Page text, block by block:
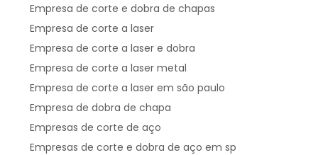
Empresa de corte e dobra de chapas
Empresa de corte a laser
Empresa de corte a laser e dobra
Empresa de corte a laser metal
Empresa de corte a laser em são paulo
Empresa de dobra de chapa
Empresas de corte de aço
Empresas de corte e dobra de aço em sp